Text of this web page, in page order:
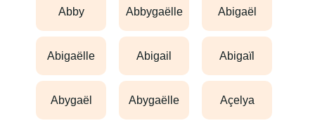
abby abbygaëlle abigaël
abigaëlle abigail abigaïl
abygaël abygaëlle açelya